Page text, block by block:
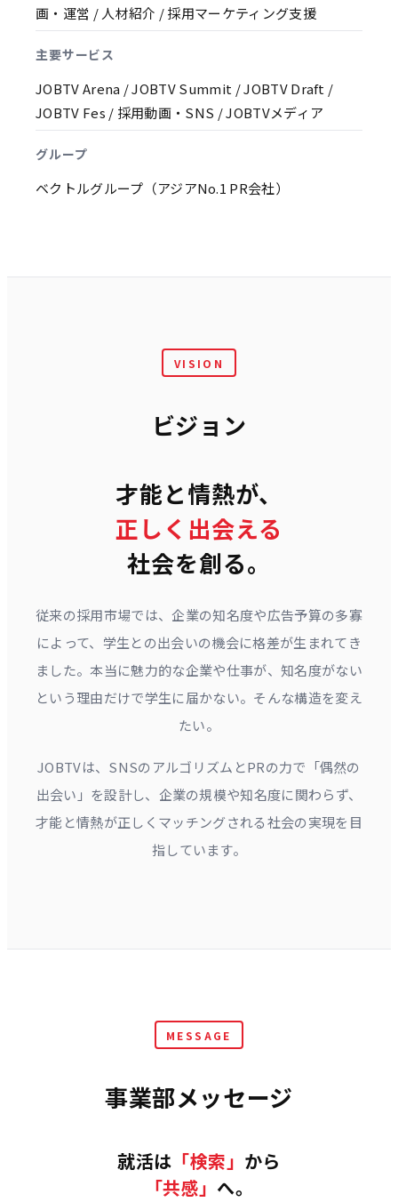
画・運営 / 人材紹介 / 採用マーケティング支援
主要サービス
JOBTV Arena / JOBTV Summit / JOBTV Draft /
JOBTV Fes / 採用動画・SNS / JOBTVメディア
グループ
ベクトルグループ（アジアNo.1 PR会社）
VISION
ビジョン
才能と情熱が、
正しく出会える
社会を創る。
従来の採用市場では、企業の知名度や広告予算の多寡
によって、学生との出会いの機会に格差が生まれてき
ました。本当に魅力的な企業や仕事が、知名度がない
という理由だけで学生に届かない。そんな構造を変え
たい。
JOBTVは、SNSのアルゴリズムとPRの力で「偶然の
出会い」を設計し、企業の規模や知名度に関わらず、
才能と情熱が正しくマッチングされる社会の実現を目
指しています。
MESSAGE
事業部メッセージ
就活は 「検索」 から
「共感」 へ。